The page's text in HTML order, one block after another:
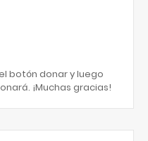
botón donar y luego
¡Muchas gracias!